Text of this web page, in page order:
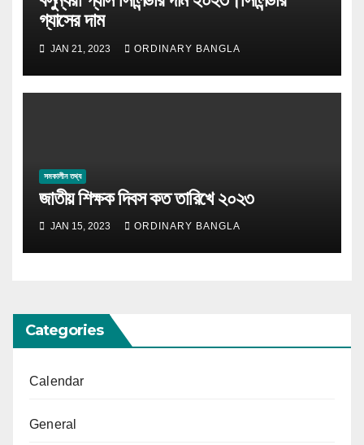
গ্যাসের দাম
JAN 21, 2023 ORDINARY BANGLA
সমকালীন তথ্য
জাতীয় শিক্ষক দিবস কত তারিখে ২০২৩
JAN 15, 2023 ORDINARY BANGLA
Categories
Calendar
General